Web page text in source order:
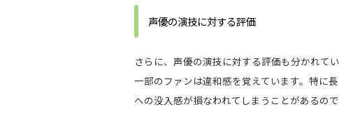
声優の演技に対する評価
さらに、声優の演技に対する評価も分かれて
一部のファンは違和感を覚えています。特に
への没入感が損なわれてしまうことがあるので